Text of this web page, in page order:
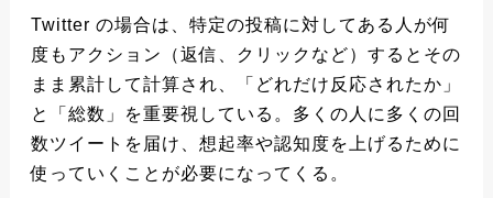
Twitter の場合は、特定の投稿に対してある人が何
度もアクション（返信、クリックなど）するとその
まま累計して計算され、「どれだけ反応されたか」
と「総数」を重要視している。多くの人に多くの回
数ツイートを届け、想起率や認知度を上げるために
使っていくことが必要になってくる。